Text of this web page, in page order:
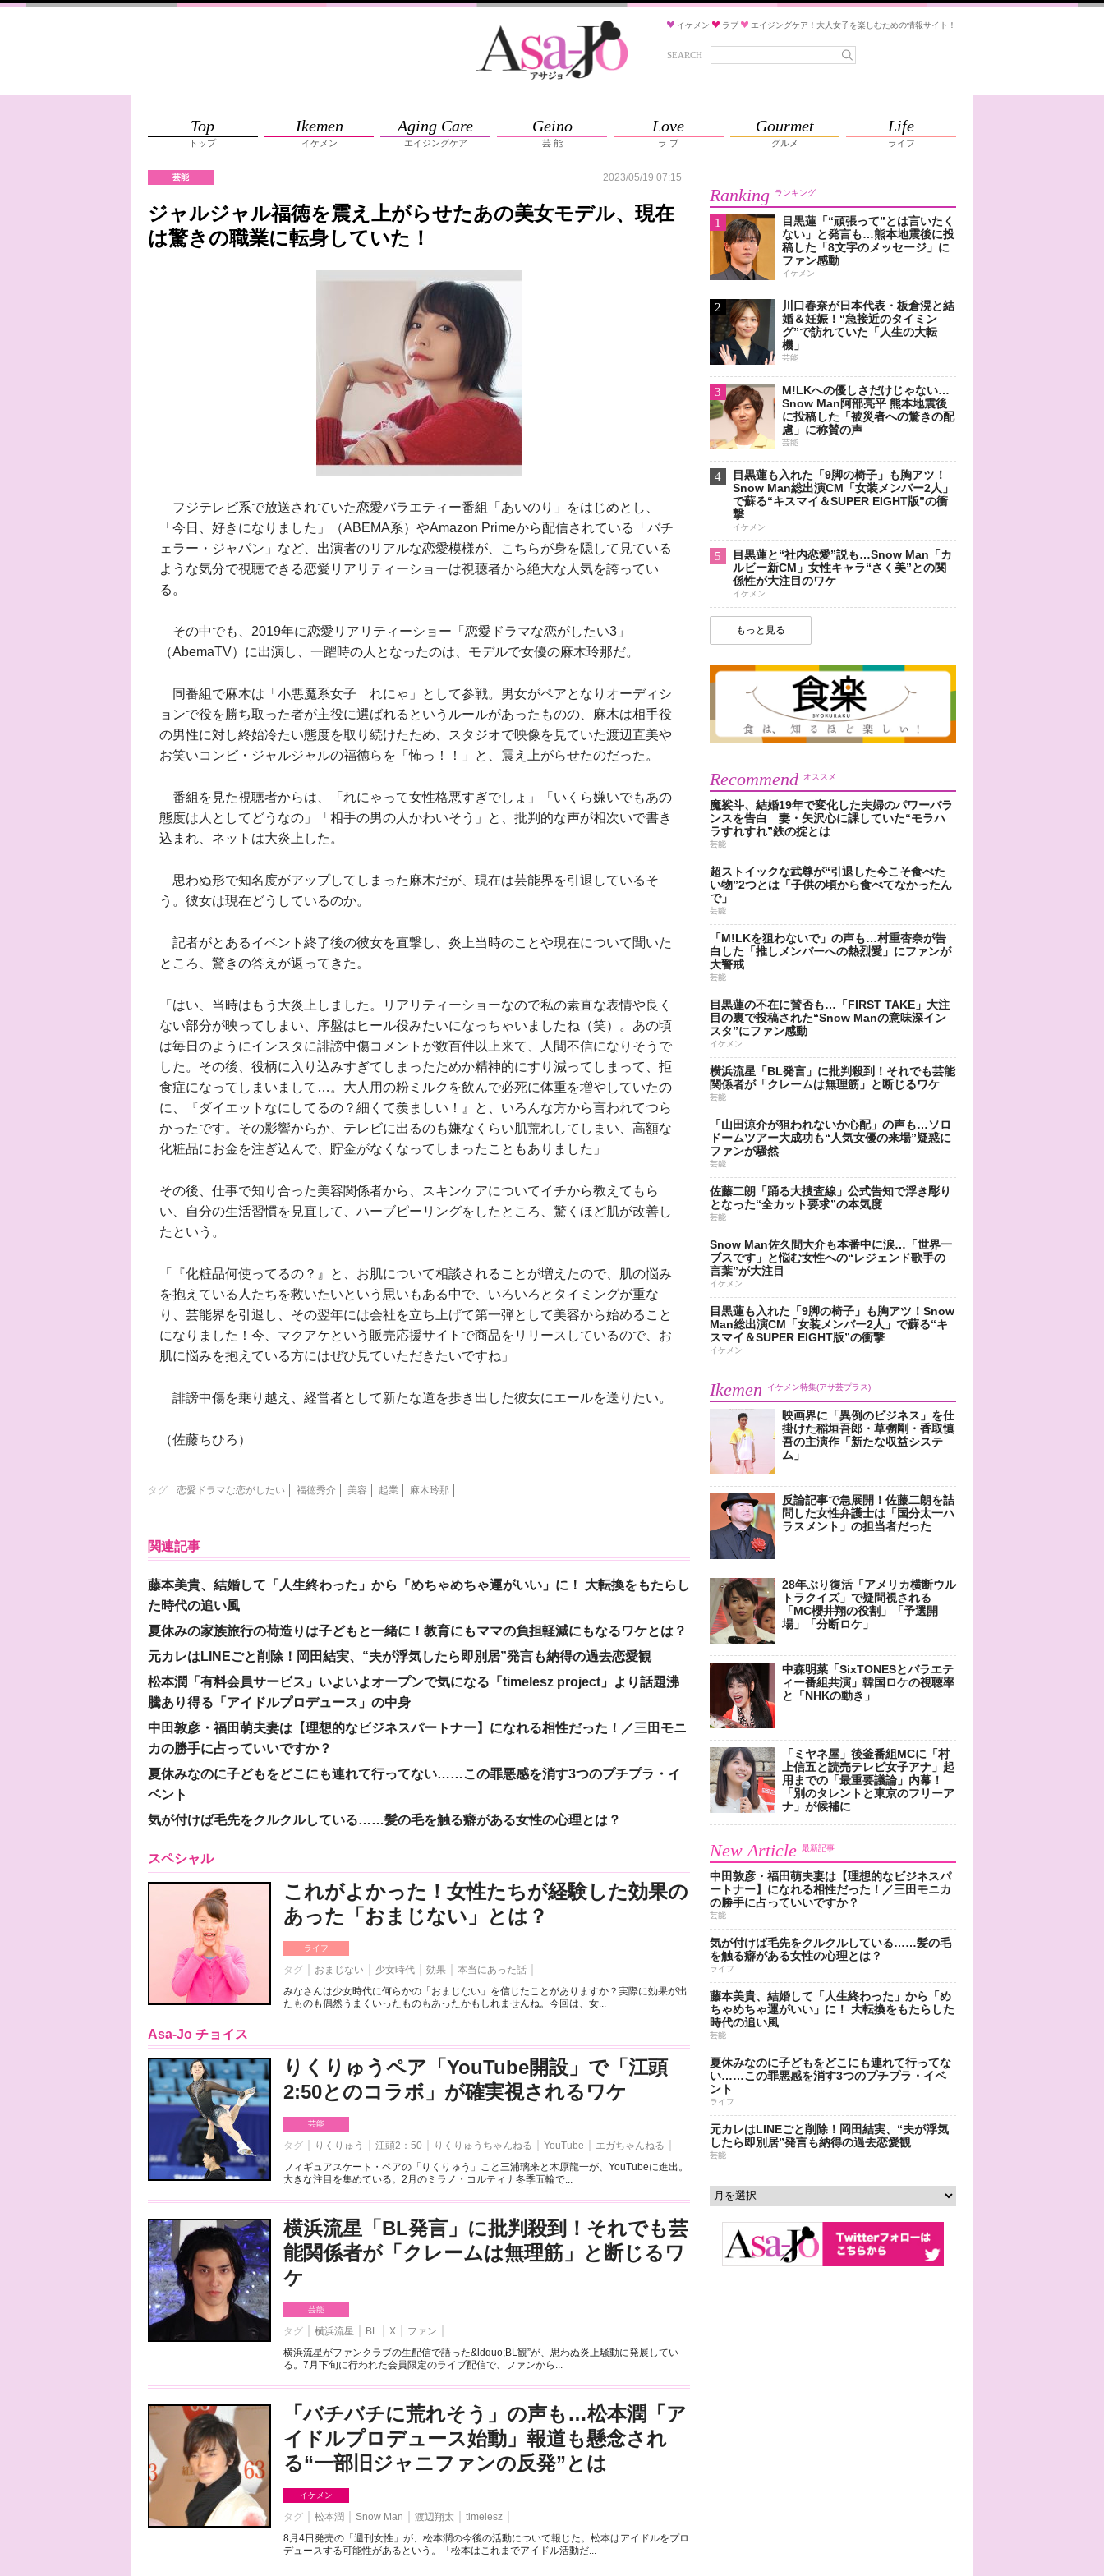
イケメン ラブ エイジングケア！大人女子を楽しむための情報サイト！
SEARCH
Top
トップ
Ikemen
イケメン
Aging Care
エイジングケア
Geino
芸 能
Love
ラ ブ
Gourmet
グルメ
Life
ライフ
芸能 2023/05/19 07:15
ジャルジャル福徳を震え上がらせたあの美女モデル、現在
は驚きの職業に転身していた！
フジテレビ系で放送されていた恋愛バラエティー番組「あいのり」をはじめとし、
「今日、好きになりました」（ABEMA系）やAmazon Primeから配信されている「バチ
ェラー・ジャパン」など、出演者のリアルな恋愛模様が、こちらが身を隠して見ている
ような気分で視聴できる恋愛リアリティーショーは視聴者から絶大な人気を誇ってい
る。
その中でも、2019年に恋愛リアリティーショー「恋愛ドラマな恋がしたい3」
（AbemaTV）に出演し、一躍時の人となったのは、モデルで女優の麻木玲那だ。
同番組で麻木は「小悪魔系女子 れにゃ」として参戦。男女がペアとなりオーディシ
ョンで役を勝ち取った者が主役に選ばれるというルールがあったものの、麻木は相手役
の男性に対し終始冷たい態度を取り続けたため、スタジオで映像を見ていた渡辺直美や
お笑いコンビ・ジャルジャルの福徳らを「怖っ！！」と、震え上がらせたのだった。
番組を見た視聴者からは、「れにゃって女性格悪すぎでしょ」「いくら嫌いでもあの
態度は人としてどうなの」「相手の男の人かわいそう」と、批判的な声が相次いで書き
込まれ、ネットは大炎上した。
思わぬ形で知名度がアップしてしまった麻木だが、現在は芸能界を引退しているそ
う。彼女は現在どうしているのか。
記者がとあるイベント終了後の彼女を直撃し、炎上当時のことや現在について聞いた
ところ、驚きの答えが返ってきた。
「はい、当時はもう大炎上しました。リアリティーショーなので私の素直な表情や良く
ない部分が映ってしまい、序盤はヒール役みたいになっちゃいましたね（笑）。あの頃
は毎日のようにインスタに誹謗中傷コメントが数百件以上来て、人間不信になりそうで
した。その後、役柄に入り込みすぎてしまったためか精神的にすり減ってしまって、拒
食症になってしまいまして…。大人用の粉ミルクを飲んで必死に体重を増やしていたの
に、『ダイエットなにしてるの？細くて羨ましい！』と、いろんな方から言われてつら
かったです。その影響からか、テレビに出るのも嫌なくらい肌荒れしてしまい、高額な
化粧品にお金を注ぎ込んで、貯金がなくなってしまったこともありました」
その後、仕事で知り合った美容関係者から、スキンケアについてイチから教えてもら
い、自分の生活習慣を見直して、ハーブピーリングをしたところ、驚くほど肌が改善し
たという。
「『化粧品何使ってるの？』と、お肌について相談されることが増えたので、肌の悩み
を抱えている人たちを救いたいという思いもある中で、いろいろとタイミングが重な
り、芸能界を引退し、その翌年には会社を立ち上げて第一弾として美容から始めること
になりました！今、マクアケという販売応援サイトで商品をリリースしているので、お
肌に悩みを抱えている方にはぜひ見ていただきたいですね」
誹謗中傷を乗り越え、経営者として新たな道を歩き出した彼女にエールを送りたい。
（佐藤ちひろ）
タグ 恋愛ドラマな恋がしたい 福徳秀介 美容 起業 麻木玲那
関連記事
藤本美貴、結婚して「人生終わった」から「めちゃめちゃ運がいい」に！ 大転換をもたらし
た時代の追い風
夏休みの家族旅行の荷造りは子どもと一緒に！教育にもママの負担軽減にもなるワケとは？
元カレはLINEごと削除！岡田結実、“夫が浮気したら即別居”発言も納得の過去恋愛観
松本潤「有料会員サービス」いよいよオープンで気になる「timelesz project」より話題沸
騰あり得る「アイドルプロデュース」の中身
中田敦彦・福田萌夫妻は【理想的なビジネスパートナー】になれる相性だった！／三田モニ
カの勝手に占っていいですか？
夏休みなのに子どもをどこにも連れて行ってない……この罪悪感を消す3つのプチプラ・イ
ベント
気が付けば毛先をクルクルしている……髪の毛を触る癖がある女性の心理とは？
スペシャル
これがよかった！女性たちが経験した効果の
あった「おまじない」とは？
ライフ
タグ おまじない 少女時代 効果
本当にあった話
みなさんは少女時代に何らかの「おまじない」を信じたことがありますか？実際に効果が出
たものも偶然うまくいったものもあったかもしれませんね。今回は、女...
Asa-Jo チョイス
りくりゅうペア「YouTube開設」で「江頭
2:50とのコラボ」が確実視されるワケ
芸能
タグ りくりゅう 江頭2：50 りくりゅうちゃんねる YouTube
エガちゃんねる
フィギュアスケート・ペアの「りくりゅう」こと三浦璃来と木原龍一が、YouTubeに進出。
大きな注目を集めている。2月のミラノ・コルティナ冬季五輪で...
横浜流星「BL発言」に批判殺到！それでも芸
能関係者が「クレームは無理筋」と断じるワ
ケ
芸能
タグ 横浜流星 BL X
ファン
横浜流星がファンクラブの生配信で語った&ldquo;BL観”が、思わぬ炎上騒動に発展してい
る。7月下旬に行われた会員限定のライブ配信で、ファンから...
「バチバチに荒れそう」の声も…松本潤「ア
イドルプロデュース始動」報道も懸念され
る“一部旧ジャニファンの反発”とは
イケメン
タグ 松本潤 Snow Man 渡辺翔太
timelesz
8月4日発売の「週刊女性」が、松本潤の今後の活動について報じた。松本はアイドルをプロ
デュースする可能性があるという。「松本はこれまでアイドル活動だ...
Ranking ランキング
1
目黒蓮「“頑張って”とは言いたく
ない」と発言も…熊本地震後に投
稿した「8文字のメッセージ」に
ファン感動
イケメン
2
川口春奈が日本代表・板倉滉と結
婚＆妊娠！“急接近のタイミン
グ”で訪れていた「人生の大転
機」
芸能
3
M!LKへの優しさだけじゃない…
Snow Man阿部亮平 熊本地震後
に投稿した「被災者への驚きの配
慮」に称賛の声
芸能
4
目黒蓮も入れた「9脚の椅子」も胸アツ！
Snow Man総出演CM「女装メンバー2人」
で蘇る“キスマイ＆SUPER EIGHT版”の衝
撃
イケメン
5
目黒蓮と“社内恋愛”説も…Snow Man「カ
ルビー新CM」女性キャラ“さく美”との関
係性が大注目のワケ
イケメン
もっと見る
Recommend オススメ
魔裟斗、結婚19年で変化した夫婦のパワーバラ
ンスを告白 妻・矢沢心に課していた“モラハ
ラすれすれ”鉄の掟とは
芸能
超ストイックな武尊が“引退した今こそ食べた
い物”2つとは「子供の頃から食べてなかったん
で」
芸能
「M!LKを狙わないで」の声も…村重杏奈が告
白した「推しメンバーへの熱烈愛」にファンが
大警戒
芸能
目黒蓮の不在に賛否も…「FIRST TAKE」大注
目の裏で投稿された“Snow Manの意味深イン
スタ”にファン感動
イケメン
横浜流星「BL発言」に批判殺到！それでも芸能
関係者が「クレームは無理筋」と断じるワケ
芸能
「山田涼介が狙われないか心配」の声も…ソロ
ドームツアー大成功も“人気女優の来場”疑惑に
ファンが騒然
芸能
佐藤二朗「踊る大捜査線」公式告知で浮き彫り
となった“全カット要求”の本気度
芸能
Snow Man佐久間大介も本番中に涙…「世界一
ブスです」と悩む女性への“レジェンド歌手の
言葉”が大注目
イケメン
目黒蓮も入れた「9脚の椅子」も胸アツ！Snow
Man総出演CM「女装メンバー2人」で蘇る“キ
スマイ＆SUPER EIGHT版”の衝撃
イケメン
Ikemen イケメン特集(アサ芸プラス)
映画界に「異例のビジネス」を仕
掛けた稲垣吾郎・草彅剛・香取慎
吾の主演作「新たな収益システ
ム」
反論記事で急展開！佐藤二朗を詰
問した女性弁護士は「国分太一ハ
ラスメント」の担当者だった
28年ぶり復活「アメリカ横断ウル
トラクイズ」で疑問視される
「MC櫻井翔の役割」「予選開
場」「分断ロケ」
中森明菜「SixTONESとバラエテ
ィー番組共演」韓国ロケの視聴率
と「NHKの動き」
「ミヤネ屋」後釜番組MCに「村
上信五と読売テレビ女子アナ」起
用までの「最重要議論」内幕！
「別のタレントと東京のフリーア
ナ」が候補に
New Article 最新記事
中田敦彦・福田萌夫妻は【理想的なビジネスパ
ートナー】になれる相性だった！／三田モニカ
の勝手に占っていいですか？
芸能
気が付けば毛先をクルクルしている……髪の毛
を触る癖がある女性の心理とは？
ライフ
藤本美貴、結婚して「人生終わった」から「め
ちゃめちゃ運がいい」に！ 大転換をもたらした
時代の追い風
芸能
夏休みなのに子どもをどこにも連れて行ってな
い……この罪悪感を消す3つのプチプラ・イベ
ント
ライフ
元カレはLINEごと削除！岡田結実、“夫が浮気
したら即別居”発言も納得の過去恋愛観
芸能